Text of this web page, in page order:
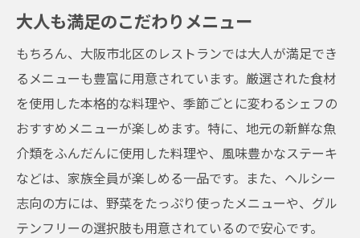
大人も満足のこだわりメニュー
もちろん、大阪市北区のレストランでは大人が満足でき
るメニューも豊富に用意されています。厳選された食材
を使用した本格的な料理や、季節ごとに変わるシェフの
おすすめメニューが楽しめます。特に、地元の新鮮な魚
介類をふんだんに使用した料理や、風味豊かなステーキ
などは、家族全員が楽しめる一品です。また、ヘルシー
志向の方には、野菜をたっぷり使ったメニューや、グル
テンフリーの選択肢も用意されているので安心です。